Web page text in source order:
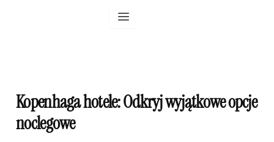
Kopenhaga hotele: Odkryj wyjątkowe opcje
noclegowe